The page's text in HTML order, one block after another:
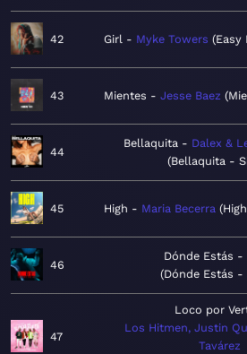
42 Girl Myke Towers Easy
43 Mientes Jesse Baez
44
Bellaquita
Dalex &
Bellaquita -
45 High Maria Becerra
46
Dónde Estás
Dónde Estás -
47
Loco por
Los Hitmen, Justin
Tavárez